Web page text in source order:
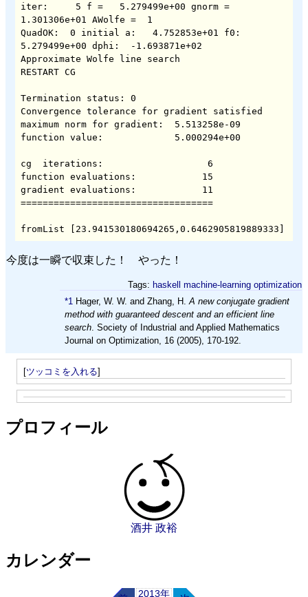
iter:     5 f =   5.279499e+00 gnorm =
1.301306e+01 AWolfe =  1
QuadOK:  0 initial a:   4.752853e+01 f0:
5.279499e+00 dphi:  -1.693871e+02
Approximate Wolfe line search
RESTART CG
Termination status: 0
Convergence tolerance for gradient satisfied
maximum norm for gradient:  5.513258e-09
function value:             5.000294e+00
cg  iterations:                   6
function evaluations:            15
gradient evaluations:            11
===================================
fromList [23.941530180694265,0.6462905819889333]
今度は一瞬で収束した！ やった！
Tags: haskell machine-learning optimization
*1Hager, W. W. and Zhang, H.A new conjugate gradient
method with guaranteed descent and an efficient line
search. Society of Industrial and Applied Mathematics
Journal on Optimization, 16 (2005), 170-192.
[ツッコミを入れる]
プロフィール
酒井 政裕
カレンダー
2013年